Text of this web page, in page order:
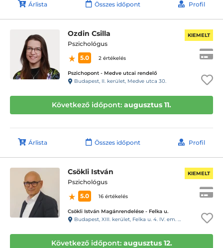
Árlista Összes időpont Profil
Ozdin Csilla
Pszichológus
5.0
2 értékelés
Pszichopont - Medve utcai rendelő
Budapest, II. kerület, Medve utca 30.
KIEMELT
Következő időpont: augusztus 11.
Árlista Összes időpont Profil
Csökli István
Pszichológus
5.0
16 értékelés
Csökli István Magánrendelése - Felka u.
Budapest, XIII. kerület, Felka u. 4. IV. em. kaputelefon: 43
KIEMELT
Következő időpont: augusztus 12.